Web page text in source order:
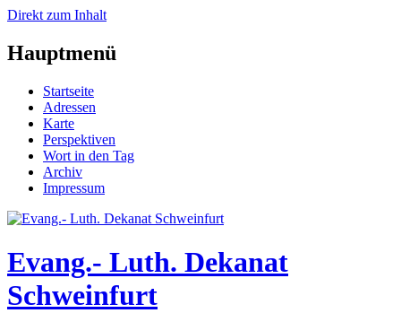
Direkt zum Inhalt
Hauptmenü
Startseite
Adressen
Karte
Perspektiven
Wort in den Tag
Archiv
Impressum
Evang.- Luth. Dekanat
Schweinfurt